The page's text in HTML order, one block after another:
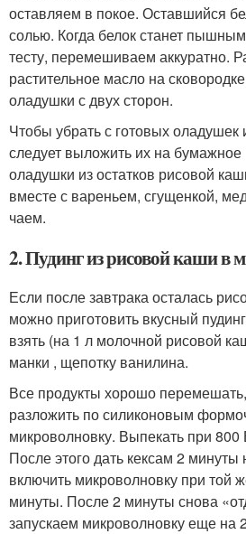
оставляем в покое. Оставшийся
солью. Когда белок станет
тесту, перемешиваем аккуратно.
растительное масло на
оладушки с двух сторон.
Чтобы убрать с готовых
следует выложить их на
оладушки из остатков рисовой
вместе с вареньем, сгущенкой,
чаем.
2. Пудинг из рисовой каши в
Если после завтрака осталась
можно приготовить вкусный
взять (на 1 л молочной рисовой
манки , щепотку ванилина.
Все продукты хорошо
разложить по силиконовым
микроволновку. Выпекать при 800
После этого дать кексам 2
включить микроволновку при той
минуты. После 2 минуты снова
запускаем микроволновку еще на